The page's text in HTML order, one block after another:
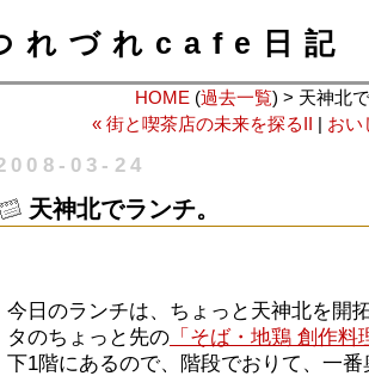
れづれcafe日記
HOME (過去一覧) > 天神北
« 街と喫茶店の未来を探るII
おい
03-24
天神北でランチ。
今日のランチは、ちょっと天神北を開
タのちょっと先の 「そば・地鶏 創作
下1階にあるので、階段でおりて、一